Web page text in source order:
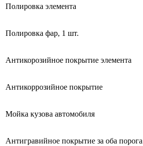
Полировка элемента
Полировка фар, 1 шт.
Антикорозийное покрытие элемента
Антикоррозийное покрытие
Мойка кузова автомобиля
Антигравийное покрытие за оба порога